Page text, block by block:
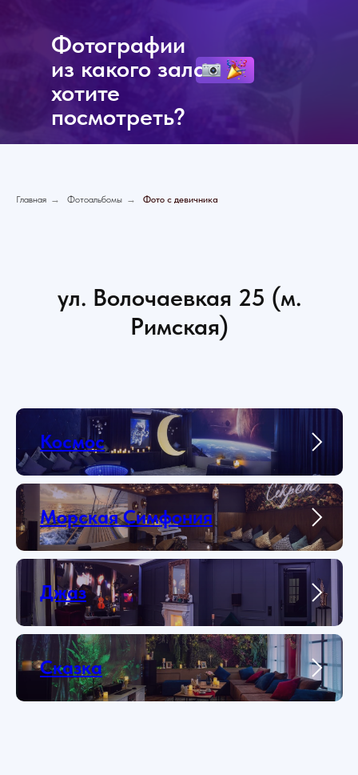
Фотографии
из какогозала
хотите
посмотреть?
Главная → Фотоальбомы → Фото с девичника
ул. Волочаевкая 25 (м.
Римская)
Космос
Морская Симфония
Джаз
Сказка